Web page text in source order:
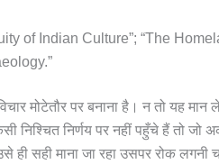
of Indian Culture”; “The
मोटेतौर पर बनाना है। न तो यह मान
निश्चित निर्णय पर नहीं पहुँचे हैं तो जो
सही माना जा रहा उसपर रोक लगनी